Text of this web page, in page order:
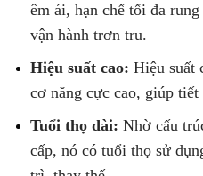
êm ái, hạn chế tối đa
vận hành trơn tru.
Hiệu suất cao: Hiệu suất
cơ năng cực cao, giúp
Tuổi thọ dài: Nhờ cấu
cấp, nó có tuổi thọ sử